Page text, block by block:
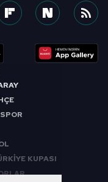
KUPASI